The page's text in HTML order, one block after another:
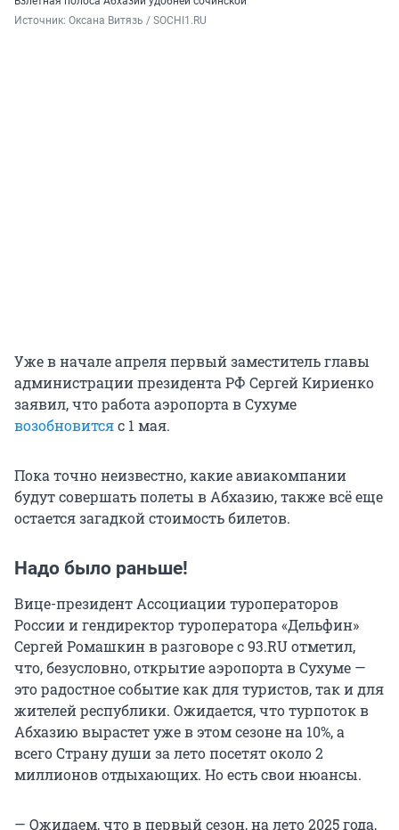
Источник: Оксана Витязь / SOCHI1.RU
Уже в начале апреля первый заместитель главы
администрации президента РФ Сергей Кириенко
заявил, что работа аэропорта в Сухуме
возобновитсяс 1 мая.
Пока точно неизвестно, какие авиакомпании
будут совершать полеты в Абхазию, также всё еще
остается загадкой стоимость билетов.
Надо было раньше!
Вице-президент Ассоциации туроператоров
России и гендиректор туроператора «Дельфин»
Сергей Ромашкин в разговоре с 93.RU отметил,
что, безусловно, открытие аэропорта в Сухуме —
это радостное событие как для туристов, так и для
жителей республики. Ожидается, что турпоток в
Абхазию вырастет уже в этом сезоне на 10%, а
всего Страну души за лето посетят около 2
миллионов отдыхающих. Но есть свои нюансы.
— Ожидаем, что в первый сезон, на лето 2025 года,